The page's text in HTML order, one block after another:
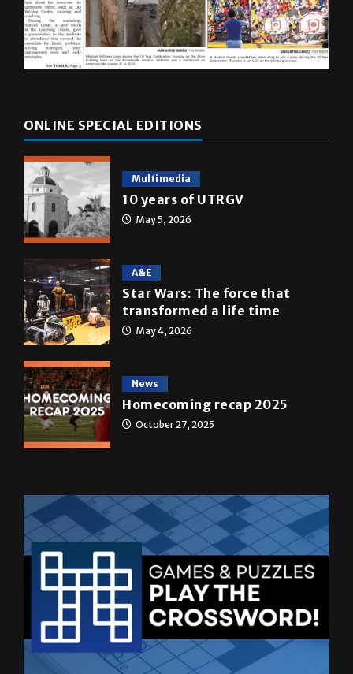
ONLINE SPECIAL EDITIONS
Multimedia
10 years of UTRGV
May 5, 2026
A&E
Star Wars: The force that
transformed a life time
May 4, 2026
News
Homecoming recap 2025
October 27, 2025